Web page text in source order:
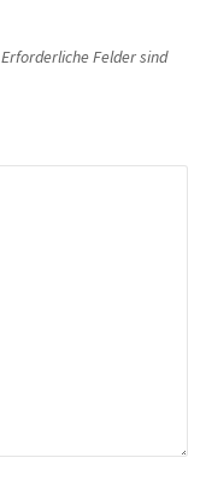
Erforderliche Felder sind